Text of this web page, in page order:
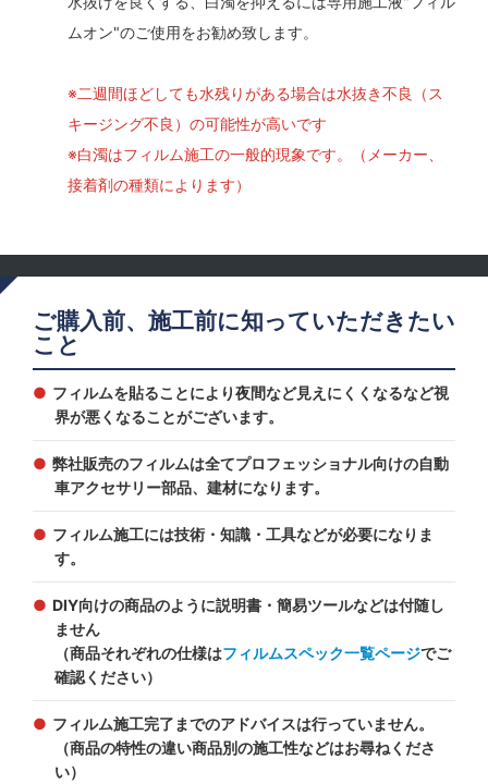
ムオン"のご使用をお勧め致します。
※二週間ほどしても水残りがある場合は水抜き不良（ス
キージング不良）の可能性が高いです
※白濁はフィルム施工の一般的現象です。（メーカー、
接着剤の種類によります）
ご購入前、施工前に知っていただきたい
こと
フィルムを貼ることにより夜間など見えにくくなるなど視
界が悪くなることがございます。
弊社販売のフィルムは全てプロフェッショナル向けの自動
車アクセサリー部品、建材になります。
フィルム施工には技術・知識・工具などが必要になりま
す。
DIY向けの商品のように説明書・簡易ツールなどは付随し
ません
（商品それぞれの仕様はフィルムスペック一覧ページでご
確認ください）
フィルム施工完了までのアドバイスは行っていません。
（商品の特性の違い商品別の施工性などはお尋ねくださ
い）